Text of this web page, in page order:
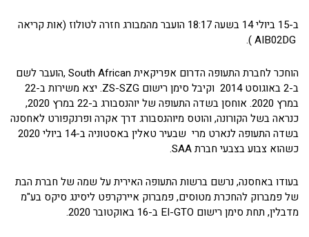
ב-15 ביולי 14 בשעה 18:17 הועבר מהמבורג חזרה לטולוז (אות קריאה
הוחכר לחברת התעופה הדרום אפריקאית South African ,הועבר לשם
ב-2 באוגוסט 2014 וקיבל סימן רישום ZS-SZG. יצא משירות ב-22
במרץ 2020. אוחסן בשדה התעופה של יוהנסבורג ב-22 במרץ 2020,
כנראה בשל הקורונה, והוטס מיוהנסבורג דרך אקרה ופרנקפורט לאחסנה
כשהוא צבוע בצבעי חברת SAA.
בעודו באחסנה, נרשם ברשות התעופה האירית על שמה של חברת הבת
של פמברוק להחכרת מטוסים, פמברוק איירקרפט ליסינג סיקס בע"מ
מדבלין, תחת סימן רישום EI-GTO ב-16 באוקטובר 2020.